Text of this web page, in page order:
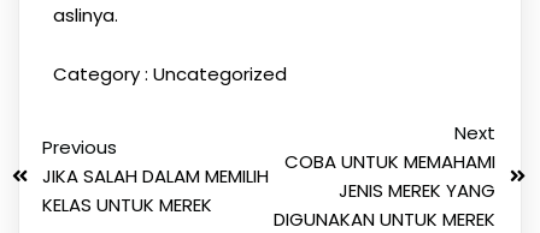
aslinya.
Category : Uncategorized
Previous
JIKA SALAH DALAM MEMILIH
KELAS UNTUK MEREK
Next
COBA UNTUK MEMAHAMI
JENIS MEREK YANG
DIGUNAKAN UNTUK MEREK